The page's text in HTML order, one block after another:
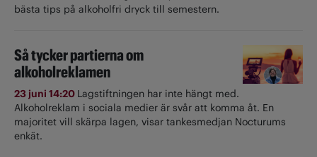
bästa tips på alkoholfri dryck till semestern.
Så tycker partierna om
alkoholreklamen
23 juni 14:20 Lagstiftningen har inte hängt med.
Alkoholreklam i sociala medier är svår att komma åt. En
majoritet vill skärpa lagen, visar tankesmedjan Nocturums
enkät.